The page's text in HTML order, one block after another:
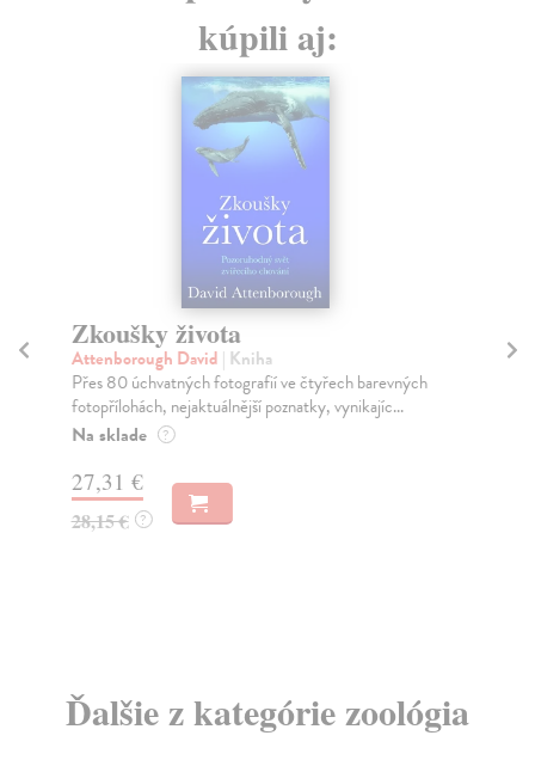
kúpili aj:
Zkoušky života
Attenborough David | Kniha
Přes 80 úchvatných fotografií ve čtyřech barevných
fotopřílohách, nejaktuálnější poznatky, vynikajíc...
Na sklade ?
27,31 €
28,15 € ?
Ďalšie z kategórie zoológia